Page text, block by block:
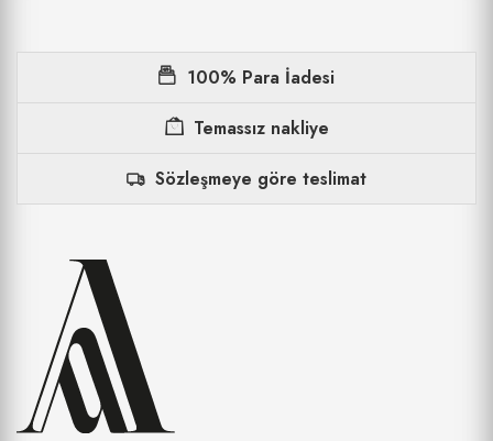
100% Para İadesi
Temassız nakliye
Sözleşmeye göre teslimat